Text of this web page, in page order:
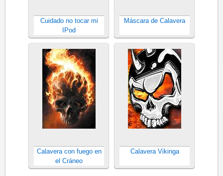
Cuidado no tocar mi
IPod
Máscara de Calavera
Calavera con fuego en
el Cráneo
Calavera Vikinga